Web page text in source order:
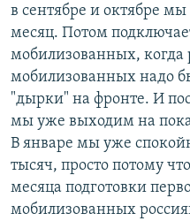
в сентябре и октябре
месяц. Потом
мобилизованных,
мобилизованных надо
"дырки" на фронте. И
мы уже выходим на
В январе мы уже
тысяч, просто потому
месяца подготовки
мобилизованных